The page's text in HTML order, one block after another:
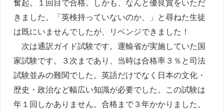
奮起。１回目で合格。しかも、なんと優良賞をいただ
きました。「英検持っていないのか、」と尋ねた生徒
は既にいませんでしたが、リベンジできました！
次は通訳ガイド試験です。運輸省が実施していた国
家試験です。３次まであり、当時は合格率３％と司法
試験並みの難関でした。英語だけでなく日本の文化・
歴史・政治など幅広い知識が必要でした。この試験は
年１回しかありません。合格まで３年かかりました。